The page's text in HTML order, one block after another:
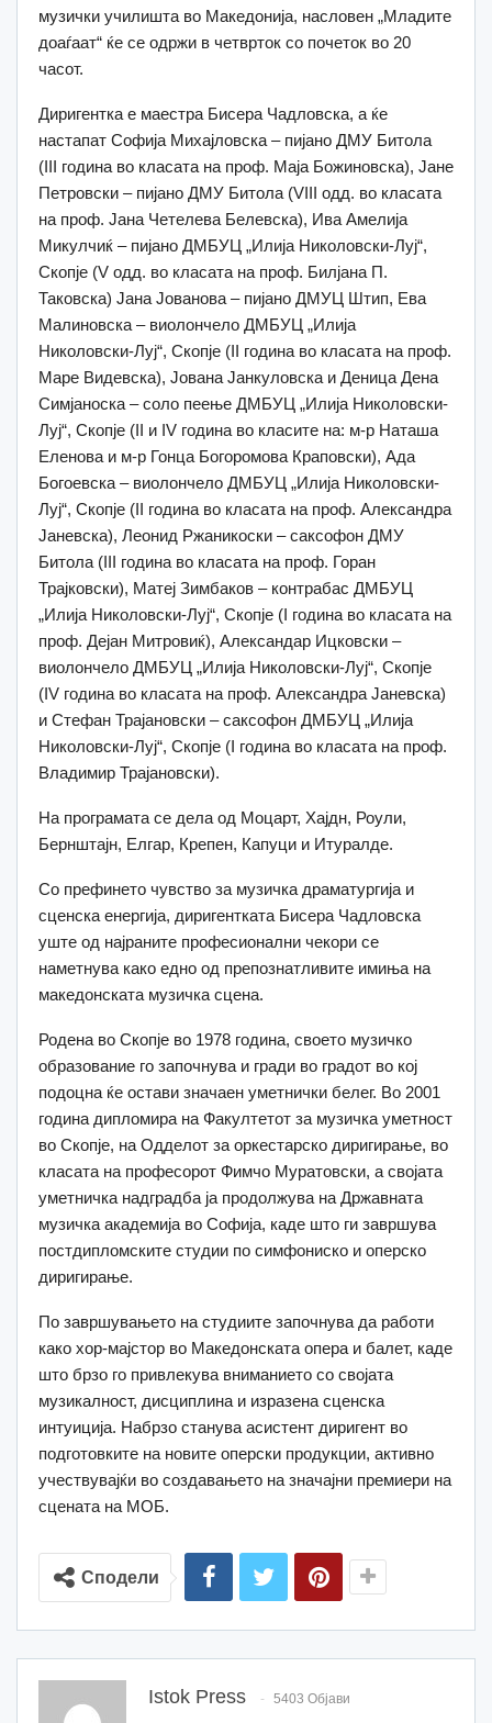
музички училишта во Македонија, насловен „Младите
доаѓаат“ ќе се одржи в четврток со почеток во 20
часот.
Диригентка е маестра Бисера Чадловска, а ќе
настапат Софија Михајловска – пијано ДМУ Битола
(III година во класата на проф. Маја Божиновска), Јане
Петровски – пијано ДМУ Битола (VIII одд. во класата
на проф. Јана Четелева Белевска), Ива Амелија
Микулчиќ – пијано ДМБУЦ „Илија Николовски-Луј“,
Скопје (V одд. во класата на проф. Билјана П.
Таковска) Јана Јованова – пијано ДМУЦ Штип, Ева
Малиновска – виолончело ДМБУЦ „Илија
Николовски-Луј“, Скопје (II година во класата на проф.
Маре Видевска), Јована Јанкуловска и Деница Дена
Симјаноска – соло пеење ДМБУЦ „Илија Николовски-
Луј“, Скопје (II и IV година во класите на: м-р Наташа
Еленова и м-р Гонца Богоромова Краповски), Ада
Богоевска – виолончело ДМБУЦ „Илија Николовски-
Луј“, Скопје (II година во класата на проф. Александра
Јаневска), Леонид Ржаникоски – саксофон ДМУ
Битола (III година во класата на проф. Горан
Трајковски), Матеј Зимбаков – контрабас ДМБУЦ
„Илија Николовски-Луј“, Скопје (I година во класата на
проф. Дејан Митровиќ), Александар Ицковски –
виолончело ДМБУЦ „Илија Николовски-Луј“, Скопје
(IV година во класата на проф. Александра Јаневска)
и Стефан Трајановски – саксофон ДМБУЦ „Илија
Николовски-Луј“, Скопје (I година во класата на проф.
Владимир Трајановски).
На програмата се дела од Моцарт, Хајдн, Роули,
Бернштајн, Елгар, Крепен, Капуци и Итуралде.
Со префинето чувство за музичка драматургија и
сценска енергија, диригентката Бисера Чадловска
уште од најраните професионални чекори се
наметнува како едно од препознатливите имиња на
македонската музичка сцена.
Родена во Скопје во 1978 година, своето музичко
образование го започнува и гради во градот во кој
подоцна ќе остави значаен уметнички белег. Во 2001
година дипломира на Факултетот за музичка уметност
во Скопје, на Одделот за оркестарско диригирање, во
класата на професорот Фимчо Муратовски, а својата
уметничка надградба ја продолжува на Државната
музичка академија во Софија, каде што ги завршува
постдипломските студии по симфониско и оперско
диригирање.
По завршувањето на студиите започнува да работи
како хор-мајстор во Македонската опера и балет, каде
што брзо го привлекува вниманието со својата
музикалност, дисциплина и изразена сценска
интуиција. Набрзо станува асистент диригент во
подготовките на новите оперски продукции, активно
учествувајќи во создавањето на значајни премиери на
сцената на МОБ.
Сподели
Istok Press 5403 Објави